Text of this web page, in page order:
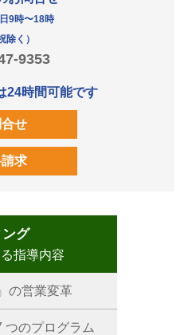
9時〜18時
除く）
9353
24時間可能です
せ
求
グ
指導内容
の営業変革
つのプログラム